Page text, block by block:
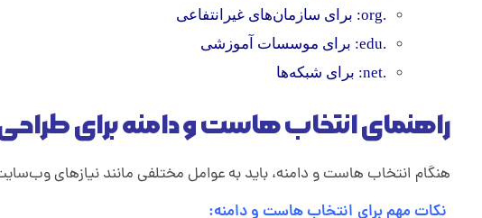
.org: برای سازمان‌های غیرانتفاعی
.edu: برای موسسات آموزشی
.net: برای شبکه‌ها
راهنمای انتخاب هاست و دامنه برای
هنگام انتخاب هاست و دامنه، باید به عوامل مختلفی مانند نیازهای
نکات مهم برای انتخاب هاست و دامنه: